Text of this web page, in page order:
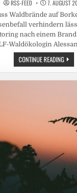
RSS-FEED 7. AUGUST
Waldbrände auf
verhindern
nach einem
Waldökologin
CONTINUE READING